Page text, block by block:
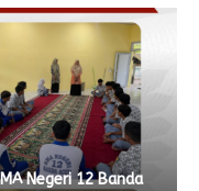
Negeri 12 Banda